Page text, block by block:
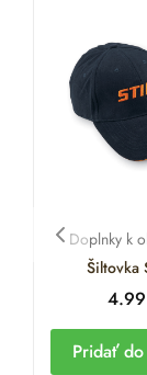
Doplnky k
Šiltovka
Pridať